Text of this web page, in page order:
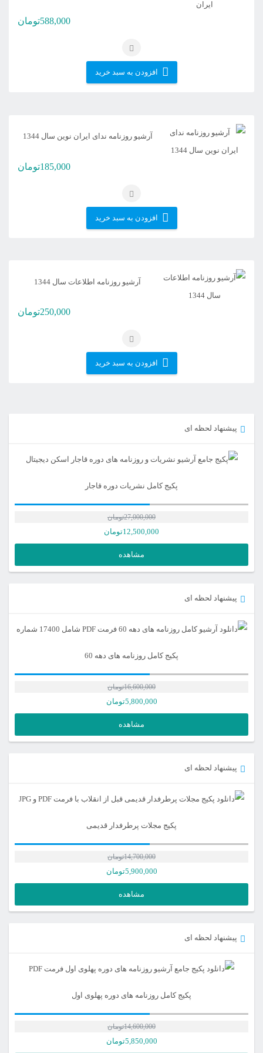
588,000تومان
افزودن به سبد خرید
آرشیو روزنامه ندای ایران نوین سال 1344
185,000تومان
افزودن به سبد خرید
آرشیو روزنامه اطلاعات سال 1344
250,000تومان
افزودن به سبد خرید
پیشنهاد لحظه ای
پکیج کامل نشریات دوره قاجار
27,000,000تومان
12,500,000تومان
مشاهده
پیشنهاد لحظه ای
پکیج کامل روزنامه های دهه 60
16,600,000تومان
5,800,000تومان
مشاهده
پیشنهاد لحظه ای
پکیج مجلات پرطرفدار قدیمی
14,700,000تومان
5,900,000تومان
مشاهده
پیشنهاد لحظه ای
پکیج کامل روزنامه های دوره پهلوی اول
14,600,000تومان
5,850,000تومان